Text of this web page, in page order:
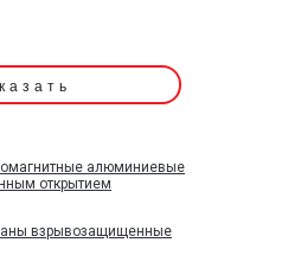
алюминиевые
открытием
взрывозащищенные